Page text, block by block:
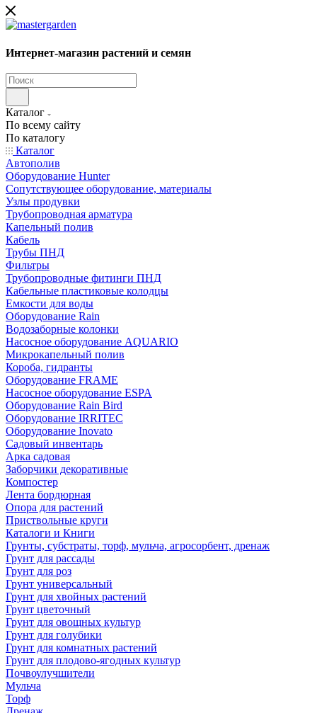
Интернет-магазин растений и семян
Каталог
По всему сайту
По каталогу
Каталог
Автополив
Оборудование Hunter
Сопутствующее оборудование, материалы
Узлы продувки
Трубопроводная арматура
Капельный полив
Кабель
Трубы ПНД
Фильтры
Трубопроводные фитинги ПНД
Кабельные пластиковые колодцы
Емкости для воды
Оборудование Rain
Водозаборные колонки
Насосное оборудование AQUARIO
Микрокапельный полив
Короба, гидранты
Оборудование FRAME
Насосное оборудование ESPA
Оборудование Rain Bird
Оборудование IRRITEC
Оборудование Inovato
Садовый инвентарь
Арка садовая
Заборчики декоративные
Компостер
Лента бордюрная
Опора для растений
Приствольные круги
Каталоги и Книги
Грунты, субстраты, торф, мульча, агросорбент, дренаж
Грунт для рассады
Грунт для роз
Грунт универсальный
Грунт для хвойных растений
Грунт цветочный
Грунт для овощных культур
Грунт для голубики
Грунт для комнатных растений
Грунт для плодово-ягодных культур
Почвоулучшители
Мульча
Торф